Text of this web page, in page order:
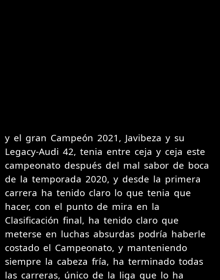
y el gran Campeón 2021, Javibeza y su
Legacy-Audi 42, tenia entre ceja y ceja este
campeonato después del mal sabor de boca
de la temporada 2020, y desde la primera
carrera ha tenido claro lo que tenia que
hacer, con el punto de mira en la
Clasificación final, ha tenido claro que
meterse en luchas absurdas podría haberle
costado el Campeonato, y manteniendo
siempre la cabeza fría, ha terminado todas
las carreras, único de la liga que lo ha